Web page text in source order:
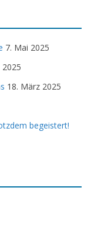
7. Mai 2025
2025
18. März 2025
begeistert!